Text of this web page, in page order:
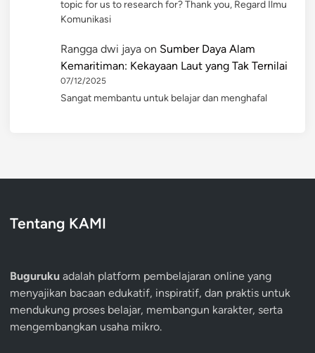
topic for us to research for? Thank you, Regard Ilmu
Komunikasi
Rangga dwi jaya on Sumber Daya Alam
Kemaritiman: Kekayaan Laut yang Tak Ternilai
07/12/2025
Sangat membantu untuk belajar dan menghafal
Tentang KAMI
Buguruku adalah platform pembelajaran online yang
menyajikan bacaan edukatif, inspiratif, dan praktis untuk
mendukung proses belajar, membangun karakter, serta
mengembangkan usaha mikro.